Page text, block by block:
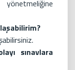
sınavlara